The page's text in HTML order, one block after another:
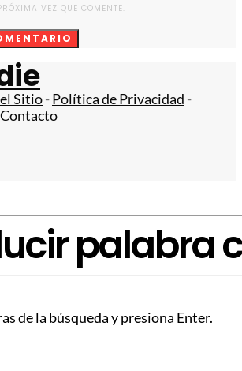
VEZ QUE COMENTE.
Sitio-Política de Privacidad -
Contacto
de la búsqueda y presiona Enter.